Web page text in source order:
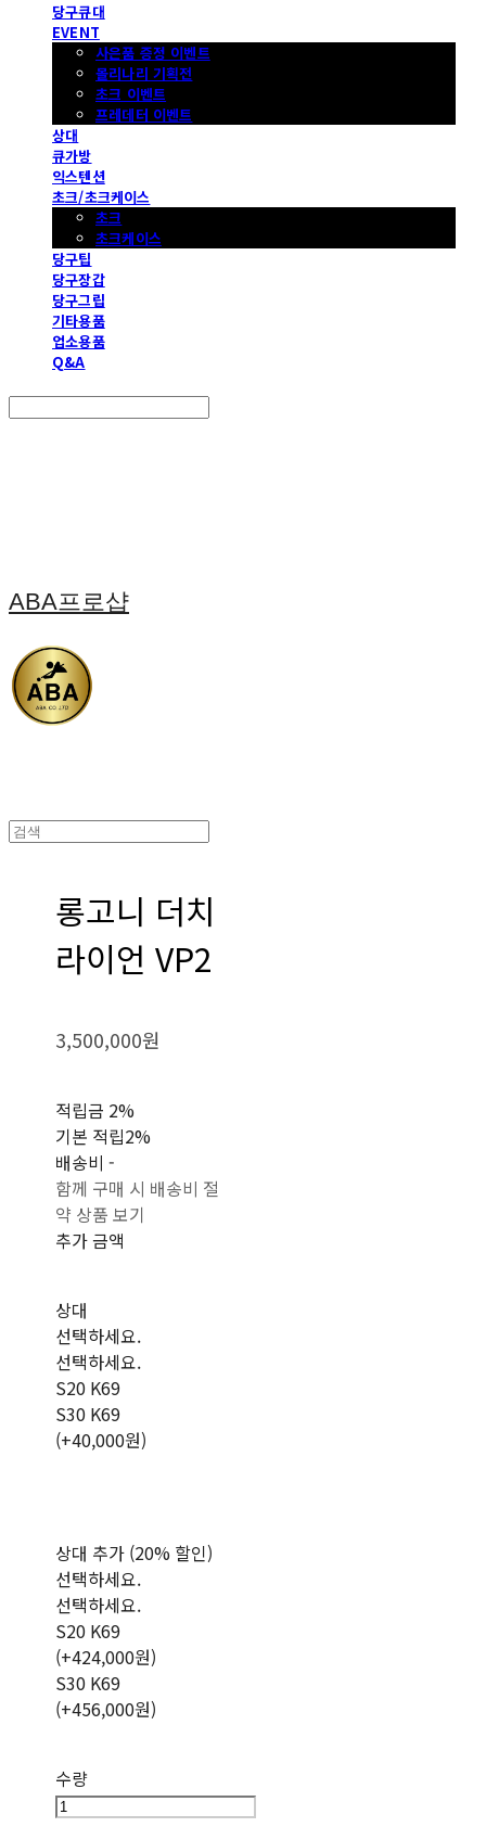
당구큐대
EVENT
사은품 증정 이벤트
몰리나리 기획전
초크 이벤트
프레데터 이벤트
상대
큐가방
익스텐션
초크/초크케이스
초크
초크케이스
당구팁
당구장갑
당구그립
기타용품
업소용품
Q&A
ABA프로샵
롱고니 더치
라이언 VP2
3,500,000원
적립금 2%
기본 적립2%
배송비-
함께 구매 시 배송비 절
약 상품 보기
추가 금액
상대
선택하세요.
선택하세요.
S20 K69
S30 K69
(+40,000원)
상대 추가 (20% 할인)
선택하세요.
선택하세요.
S20 K69
(+424,000원)
S30 K69
(+456,000원)
수량